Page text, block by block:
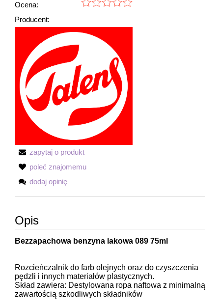
Ocena:
Producent:
zapytaj o produkt
poleć znajomemu
dodaj opinię
Opis
Bezzapachowa benzyna lakowa 089 75ml
Rozcieńczalnik do farb olejnych oraz do czyszczenia
pędzli i innych materiałów plastycznych.
Skład zawiera: Destylowana ropa naftowa z minimalną
zawartością szkodliwych składników